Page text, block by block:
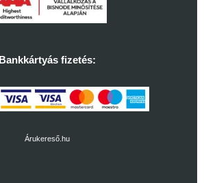
Bankkártyás fizetés:
Árukereső.hu